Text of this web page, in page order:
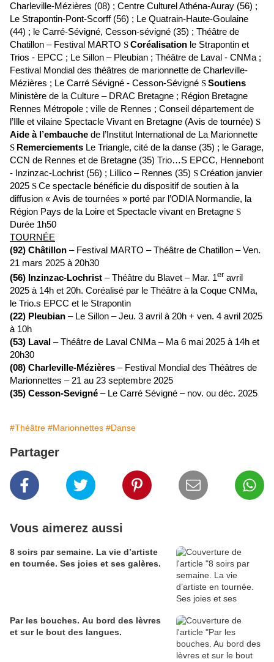
Charleville-Mézières (08) ; Centre Culturel Athéna-Auray (56) ;
Le Strapontin-Pont-Scorff (56) ; Le Quatrain-Haute-Goulaine
(44) ; le Carré-Sévigné, Cesson-sévigné (35) ; Théâtre de
Chatillon – Festival MARTO SCoréalisation le Strapontin et
Trios - EPCC ; Le Sillon – Pleubian ; Théâtre de Laval - CNMa ;
Festival Mondial des théâtres de marionnette de Charleville-
Mézières ; Le Carré Sévigné - Cesson-Sévigné SSoutiens
Ministère de la Culture – DRAC Bretagne ; Région Bretagne
Rennes Métropole ; ville de Rennes ; Conseil département de
l’Ille et vilaine Spectacle Vivant en Bretagne (Avis de tournée) S
Aide à l’embauche de l’Institut International de La Marionnette
S Remerciements Le Triangle, cité de la danse (35) ; le Garage,
CCN de Rennes et de Bretagne (35) Trio…S EPCC, Hennebont
- Inzinzac-Lochrist (56) ; Lillico – Rennes (35) SCréation janvier
2025 SCe spectacle bénéficie du dispositif de soutien à la
diffusion « Avis de tournées » porté par l’ODIA Normandie, la
Région Pays de la Loire et Spectacle vivant en Bretagne S
Durée 1h50
TOURNÉE
(92) Châtillon – Festival MARTO – Théâtre de Chatillon – Ven.
21 mars 2025 à 20h30
(56) Inzinzac-Lochrist – Théâtre du Blavet – Mar. 1er avril
2025 à 14h et 20h. Coréalisé par le Théâtre à la Coque CNMa,
le Trio.s EPCC et le Strapontin
(22) Pleubian – Le Sillon – Jeu. 3 avril à 20h + ven. 4 avril 2025
à 10h
(53) Laval – Théâtre de Laval CNMa – Ma 6 mai 2025 à 14h et
20h30
(08) Charleville-Mézières – Festival Mondial des Théâtres de
Marionnettes – 21 au 23 septembre 2025
(35) Cesson-Sevigné – Le Carré Sévigné – nov. ou déc. 2025
#Théâtre #Marionnettes #Danse
Partager
Vous aimerez aussi
8 soirs par semaine. La vie d’artiste
en tournée. Ses joies et ses galères.
Par les bouches. Au bord des lèvres
et sur le bout des langues.